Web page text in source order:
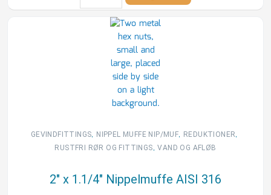
1"
Nippelmuffe
GEVINDFITTINGS, NIPPEL MUFFE NIP/MUF, REDUKTIONER,
RUSTFRI RØR OG FITTINGS,VAND OG AFLØB
2″ x 1.1/4″ Nippelmuffe AISI 316